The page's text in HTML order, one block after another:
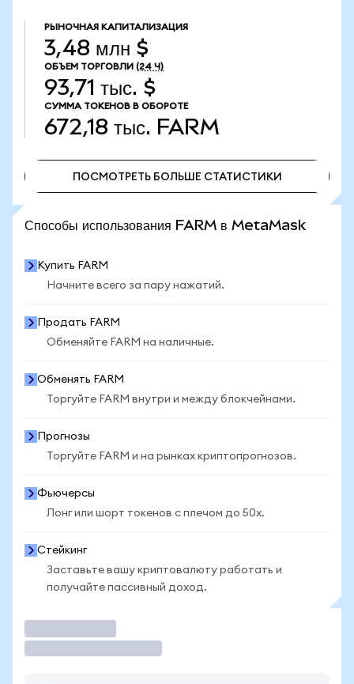
РЫНОЧНАЯ КАПИТАЛИЗАЦИЯ
3,48 млн $
ОБЪЕМ ТОРГОВЛИ (24 Ч)
93,71 тыс. $
СУММА ТОКЕНОВ В ОБОРОТЕ
672,18 тыс. FARM
ПОСМОТРЕТЬ БОЛЬШЕ СТАТИСТИКИ
Способы использования FARM в MetaMask
Купить FARM
Начните всего за пару нажатий.
Продать FARM
Обменяйте FARM на наличные.
Обменять FARM
Торгуйте FARM внутри и между блокчейнами.
Прогнозы
Торгуйте FARM и на рынках криптопрогнозов.
Фьючерсы
Лонг или шорт токенов с плечом до 50x.
Стейкинг
Заставьте вашу криптовалюту работать и
получайте пассивный доход.